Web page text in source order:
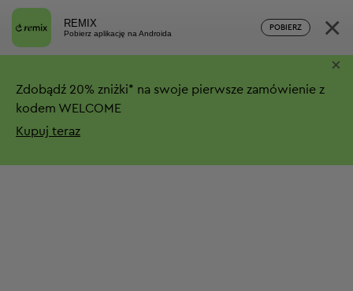
REMIX
Pobierz aplikację na Androida
POBIERZ ×
Zdobądź 20% zniżki* na swoje pierwsze zamówienie z
kodem WELCOME
Kupuj teraz
×